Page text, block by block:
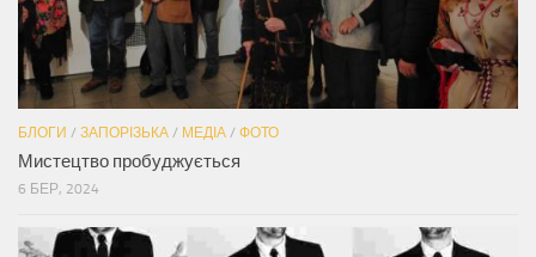
БЛОГИ / ЗАПОРІЗЬКА / МЕДІА / ФОТО
Мистецтво пробуджується
6 БЕР, 2024